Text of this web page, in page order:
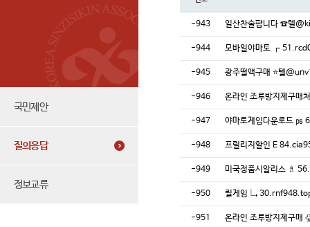
국민제안
질의응답
정보교류
-943 일산찬술팝니다 ☎️텔
-944 모바일야마토 ┏
-945 광주떨액구매 ⭐텔
-946 온라인 조루방지제구매
-947 야마토게임다운로드
-948 프릴리지할인 E
-949 미국정품시알리스 ♗
-950 릴게임 ↳
-951 온라인 조루방지제구